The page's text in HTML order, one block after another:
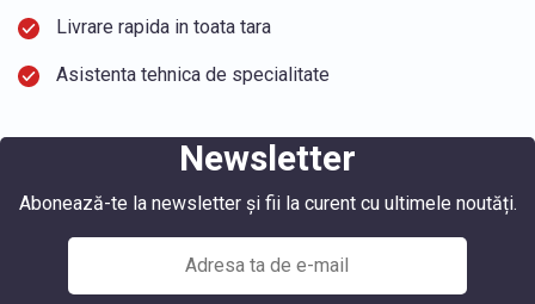
Livrare rapida in toata tara
Asistenta tehnica de specialitate
Newsletter
Abonează-te la newsletter și fii la curent cu ultimele noutăți.